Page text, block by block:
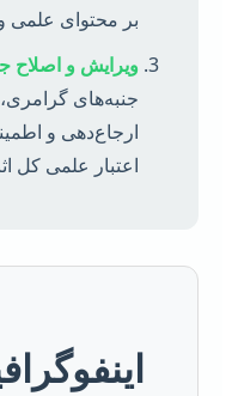
بر محتوای علمی
ویرایش و اصلاح
جنبه‌های
ارجاع‌دهی و
اعتبار علمی کل